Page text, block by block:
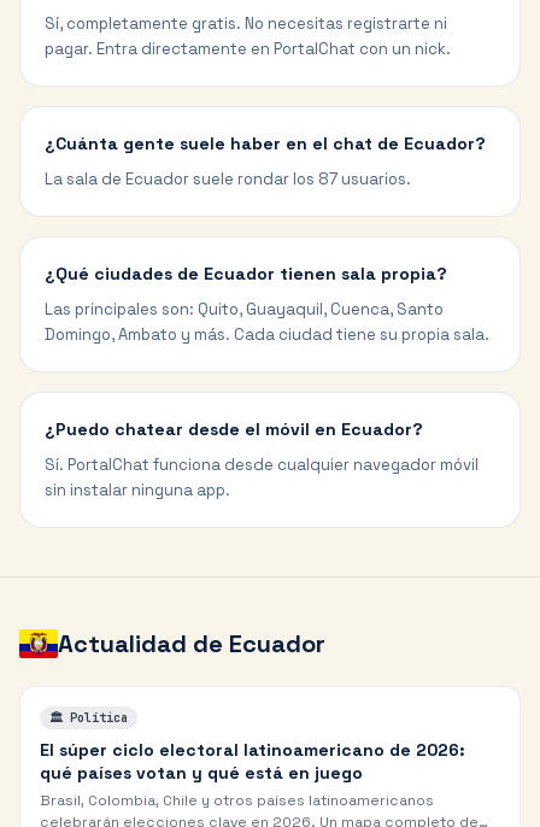
Sí, completamente gratis. No necesitas registrarte ni
pagar. Entra directamente en PortalChat con un nick.
¿Cuánta gente suele haber en el chat de Ecuador?
La sala de Ecuador suele rondar los 87 usuarios.
¿Qué ciudades de Ecuador tienen sala propia?
Las principales son: Quito, Guayaquil, Cuenca, Santo
Domingo, Ambato y más. Cada ciudad tiene su propia sala.
¿Puedo chatear desde el móvil en Ecuador?
Sí. PortalChat funciona desde cualquier navegador móvil
sin instalar ninguna app.
Actualidad de Ecuador
🏛️ Política
El súper ciclo electoral latinoamericano de 2026:
qué países votan y qué está en juego
Brasil, Colombia, Chile y otros países latinoamericanos
celebrarán elecciones clave en 2026. Un mapa completo de